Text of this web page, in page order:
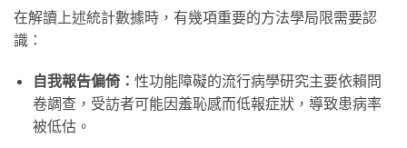
在解讀上述統計數據時，有幾項重要的方法學局限需要認
識：
自我報告偏倚： 性功能障礙的流行病學研究主要依賴問
卷調查，受訪者可能因羞恥感而低報症狀，導致患病率
被低估。